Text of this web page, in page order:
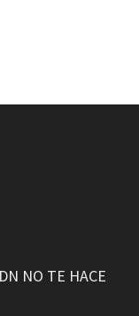
NO TE HACE